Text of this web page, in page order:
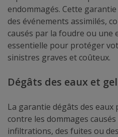
endommagés. Cette
des événements assimilés,
causés par la foudre ou une
essentielle pour protéger
sinistres graves et coûteux.
Dégâts des eaux et gel
La garantie dégâts des
contre les dommages
infiltrations, des fuites ou